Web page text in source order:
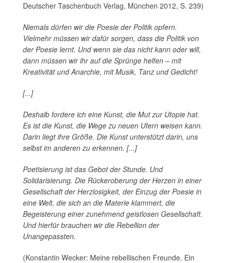
Deutscher Taschenbuch Verlag, München 2012, S. 239)
Niemals dürfen wir die Poesie der Politik opfern.
Vielmehr müssen wir dafür sorgen, dass die Politik von
der Poesie lernt. Und wenn sie das nicht kann oder will,
dann müssen wir ihr auf die Sprünge helfen – mit
Kreativität und Anarchie, mit Musik, Tanz und Gedicht!
[...]
Deshalb fordere ich eine Kunst, die Mut zur Utopie hat.
Es ist die Kunst, die Wege zu neuen Ufern weisen kann.
Darin liegt ihre Größe. Die Kunst unterstützt darin, uns
selbst im anderen zu erkennen. [...]
Poetisierung ist das Gebot der Stunde. Und
Solidarisierung. Die Rückeroberung der Herzen in einer
Gesellschaft der Herzlosigkeit, der Einzug der Poesie in
eine Welt, die sich an die Materie klammert, die
Begeisterung einer zunehmend geistlosen Gesellschaft.
Und hierfür brauchen wir die Rebellion der
Unangepassten.
(Konstantin Wecker: Meine rebellischen Freunde. Ein